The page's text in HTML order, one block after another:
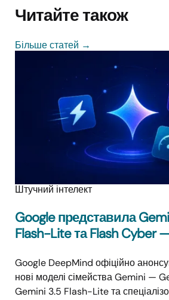
Читайте також
Більше статей →
Штучний інтелект
Google представила
Flash-Lite та Flash Cyber
Google DeepMind офіційно
нові моделі сімейства Gemini —
Gemini 3.5 Flash-Lite та